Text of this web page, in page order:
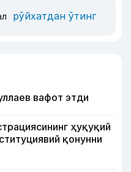
рўйхатдан ўтинг
вафот этди
ҳуқуқий
қонунни